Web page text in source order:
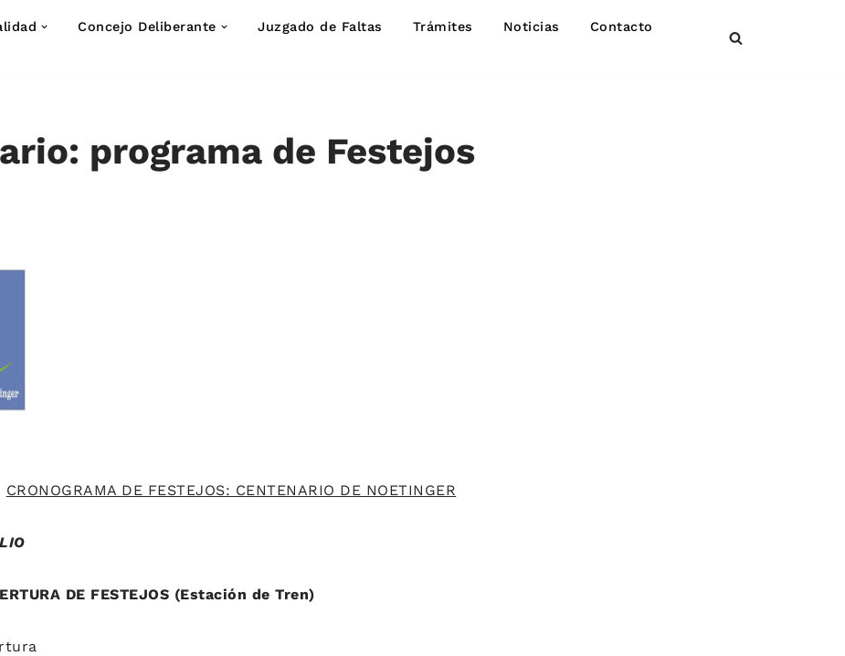
Concejo Deliberante Juzgado de Faltas Trámites Noticias
Contacto
programa de Festejos
CRONOGRAMA DE FESTEJOS: CENTENARIO DE NOETINGER
DE FESTEJOS (Estación de Tren)